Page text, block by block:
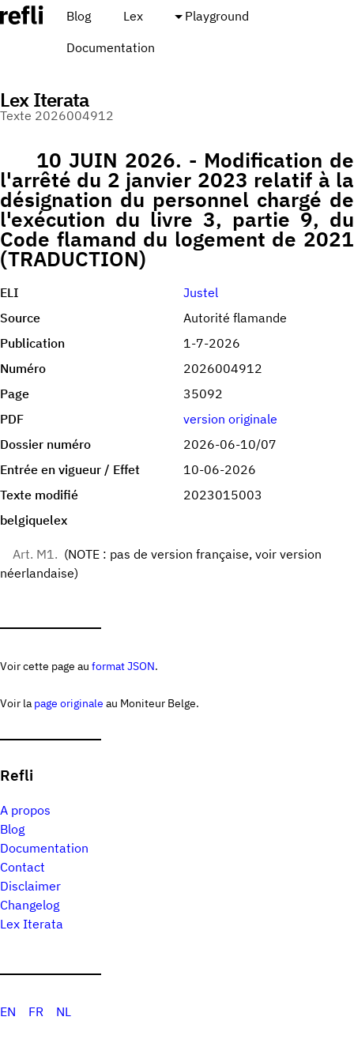
Blog Lex
Playground
Documentation
Lex Iterata
Texte 2026004912
10 JUIN 2026. - Modification de
l'arrêté du 2 janvier 2023 relatif à la
désignation du personnel chargé de
l'exécution du livre 3, partie 9, du
Code flamand du logement de 2021
(TRADUCTION)
ELI
Justel
Source
Autorité flamande
Publication
1-7-2026
Numéro
2026004912
Page
35092
PDF
version originale
Dossier numéro
2026-06-10/07
Entrée en vigueur / Effet
10-06-2026
Texte modifié
2023015003
belgiquelex
Art. M1. (NOTE : pas de version française, voir version
néerlandaise)
Voir cette page au format JSON.
Voir la page originale au Moniteur Belge.
Refli
A propos
Blog
Documentation
Contact
Disclaimer
Changelog
Lex Iterata
EN FR NL